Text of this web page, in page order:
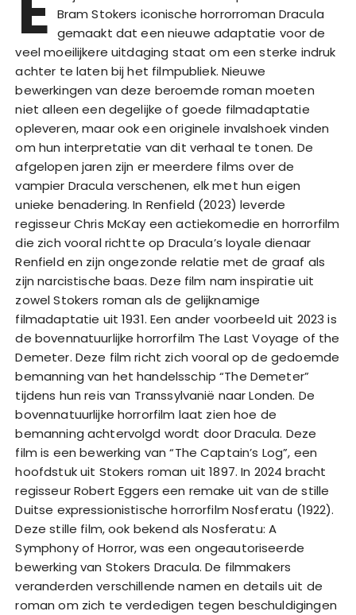
Bram Stokers iconische horrorroman Dracula
gemaakt dat een nieuwe adaptatie voor de
veel moeilijkere uitdaging staat om een sterke indruk
achter te laten bij het filmpubliek. Nieuwe
bewerkingen van deze beroemde roman moeten
niet alleen een degelijke of goede filmadaptatie
opleveren, maar ook een originele invalshoek vinden
om hun interpretatie van dit verhaal te tonen. De
afgelopen jaren zijn er meerdere films over de
vampier Dracula verschenen, elk met hun eigen
unieke benadering. In Renfield (2023) leverde
regisseur Chris McKay een actiekomedie en horrorfilm
die zich vooral richtte op Dracula’s loyale dienaar
Renfield en zijn ongezonde relatie met de graaf als
zijn narcistische baas. Deze film nam inspiratie uit
zowel Stokers roman als de gelijknamige
filmadaptatie uit 1931. Een ander voorbeeld uit 2023 is
de bovennatuurlijke horrorfilm The Last Voyage of the
Demeter. Deze film richt zich vooral op de gedoemde
bemanning van het handelsschip “The Demeter”
tijdens hun reis van Transsylvanië naar Londen. De
bovennatuurlijke horrorfilm laat zien hoe de
bemanning achtervolgd wordt door Dracula. Deze
film is een bewerking van “The Captain’s Log”, een
hoofdstuk uit Stokers roman uit 1897. In 2024 bracht
regisseur Robert Eggers een remake uit van de stille
Duitse expressionistische horrorfilm Nosferatu (1922).
Deze stille film, ook bekend als Nosferatu: A
Symphony of Horror, was een ongeautoriseerde
bewerking van Stokers Dracula. De filmmakers
veranderden verschillende namen en details uit de
roman om zich te verdedigen tegen beschuldigingen